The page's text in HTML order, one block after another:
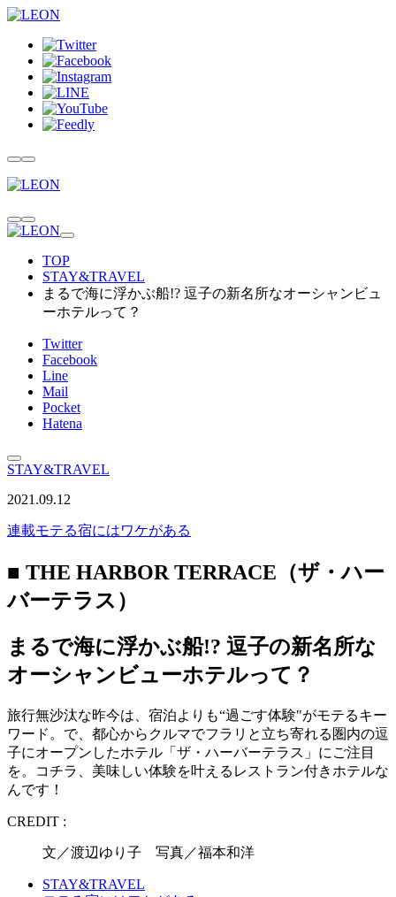
TOP
STAY&TRAVEL
まるで海に浮かぶ船!? 逗子の新名所なオーシャンビュ
ーホテルって？
Twitter
Facebook
Line
Mail
Pocket
Hatena
STAY&TRAVEL
2021.09.12
連載モテる宿にはワケがある
■ THE HARBOR TERRACE（ザ・ハー
バーテラス）
まるで海に浮かぶ船!? 逗子の新名所な
オーシャンビューホテルって？
旅行無沙汰な昨今は、宿泊よりも“過ごす体験"がモテるキー
ワード。で、都心からクルマでフラリと立ち寄れる圏内の逗
子にオープンしたホテル「ザ・ハーバーテラス」にご注目
を。コチラ、美味しい体験を叶えるレストラン付きホテルな
んです！
CREDIT :
文／渡辺ゆり子 写真／福本和洋
STAY&TRAVEL